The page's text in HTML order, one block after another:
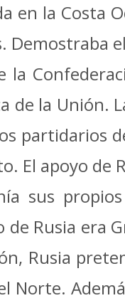
en la Costa
Demostraba
la
de la Unión.
partidarios
El apoyo de
sus
de Rusia era
Rusia
Norte.